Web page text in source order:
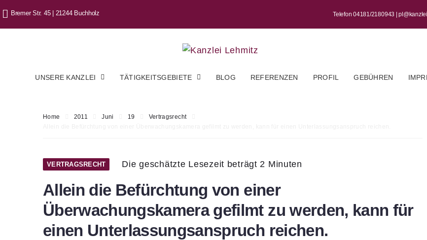
Bremer Str. 45 | 21244 Buchholz Telefon 04181/2180943 |
UNSERE KANZLEI TÄTIGKEITSGEBIETE BLOG REFERENZEN PROFIL GEBÜHREN
Home 2011 Juni 19
Vertragsrecht
VERTRAGSRECHT Die geschätzte Lesezeit beträgt 2 Minuten
Allein die Befürchtung von einer
Überwachungskamera ge­filmt zu werden, kann für
einen Unterlassungsanspruch reichen.